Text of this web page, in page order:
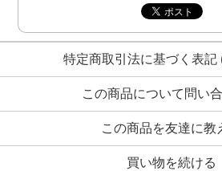
特定商取引法に基づく表記
この商品について問い
この商品を友達に教
買い物を続ける